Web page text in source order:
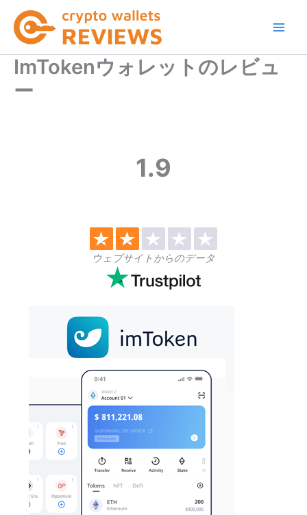
ス ImTokenウォレットのレビュ
ー
1.9
ウェブサイトからのデータ